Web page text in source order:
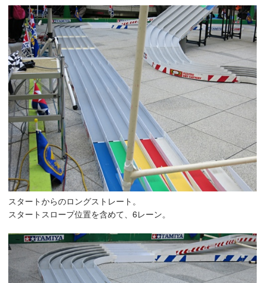
スタートからのロングストレート。
スタートスロープ位置を含めて、6レーン。